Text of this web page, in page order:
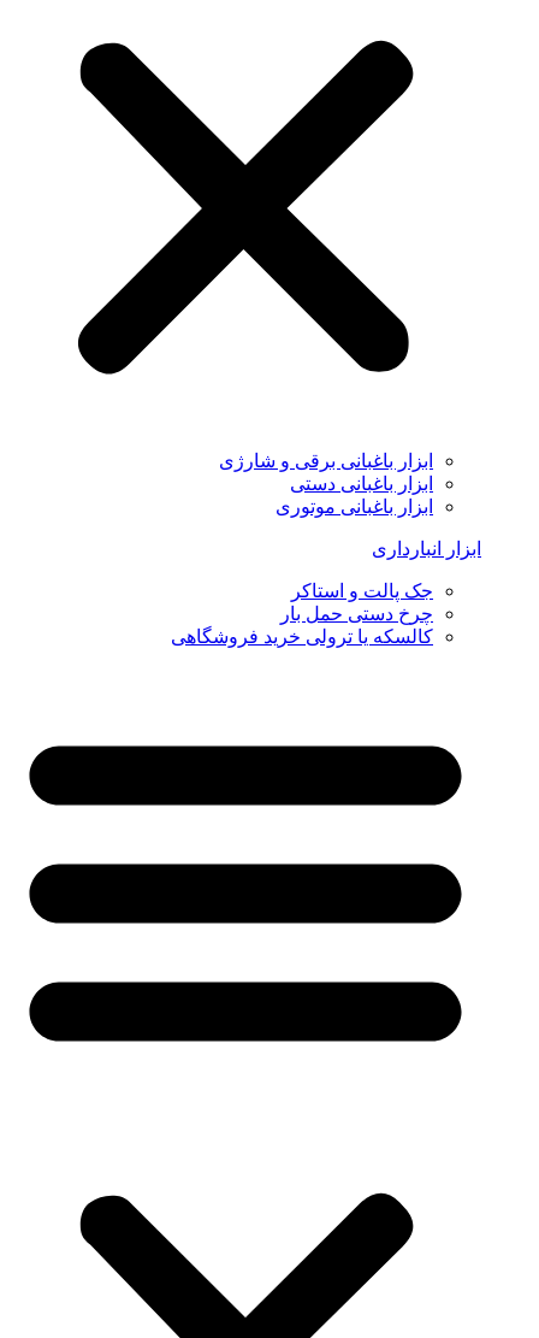
ابزار باغبانی برقی و شارژی
ابزار باغبانی دستی
ابزار باغبانی موتوری
ابزار انبارداری
جک پالت و استاکر
چرخ دستی حمل بار
کالسکه یا ترولی خرید فروشگاهی